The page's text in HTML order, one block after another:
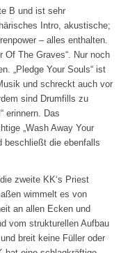
B und ist sehr
Intro, akustische;
– alles enthalten.
Of The Graves“. Nur noch
„Pledge Your Souls“ ist
und schreckt auch vor
sind Drumfills zu
erinnern. Das
„Wash Away Your
beschließt die ebenfalls
zweite KK‘s Priest
wimmelt es von
an allen Ecken und
vom strukturellen Aufbau
breit keine Füller oder